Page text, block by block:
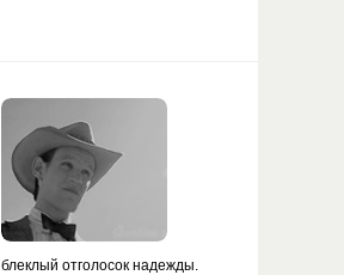
блеклый отголосок надежды.